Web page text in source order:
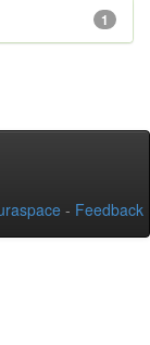
1
- Feedback